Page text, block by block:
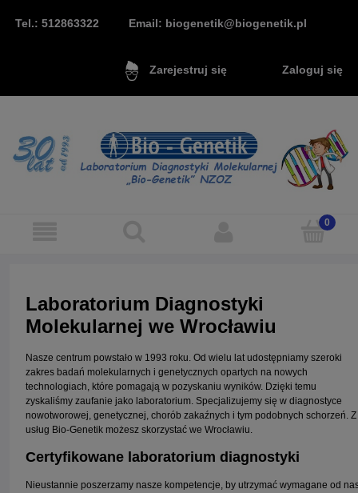
Tel.: 512863322 Email: biogenetik@biogenetik.pl
Zarejestruj się Zaloguj się
Laboratorium Diagnostyki
Molekularnej we Wrocławiu
Nasze centrum powstało w 1993 roku. Od wielu lat udostępniamy szeroki
zakres badań molekularnych i genetycznych opartych na nowych
technologiach, które pomagają w pozyskaniu wyników. Dzięki temu
zyskaliśmy zaufanie jako laboratorium. Specjalizujemy się w diagnostyce
nowotworowej, genetycznej, chorób zakaźnych i tym podobnych schorzeń. Z
usług Bio-Genetik możesz skorzystać we Wrocławiu.
Certyfikowane laboratorium diagnostyki
Nieustannie poszerzamy nasze kompetencje, by utrzymać wymagane od